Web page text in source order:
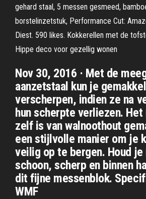
gehard staal, 5 messen gesmeed,
borstelinzetstuk, Performance Cut:
Diest. 590 likes. Kokkerellen met de
Hippe deco voor gezellig wonen
Nov 30, 2016 · Met de
aanzetstaal kun je
verscherpen, indien ze na
hun scherpte verliezen.
zelf is van walnoothout
een stijlvolle manier om je
veilig op te bergen. Houd je
schoon, scherp en binnen
dit fijne messenblok.
WMF